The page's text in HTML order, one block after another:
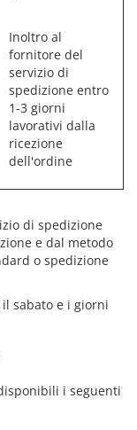
Inoltro al
fornitore del
servizio di
spedizione entro
1-3 giorni
lavorativi dalla
ricezione
dell'ordine
di spedizione
e dal metodo
o spedizione
sabato e i giorni
i seguenti